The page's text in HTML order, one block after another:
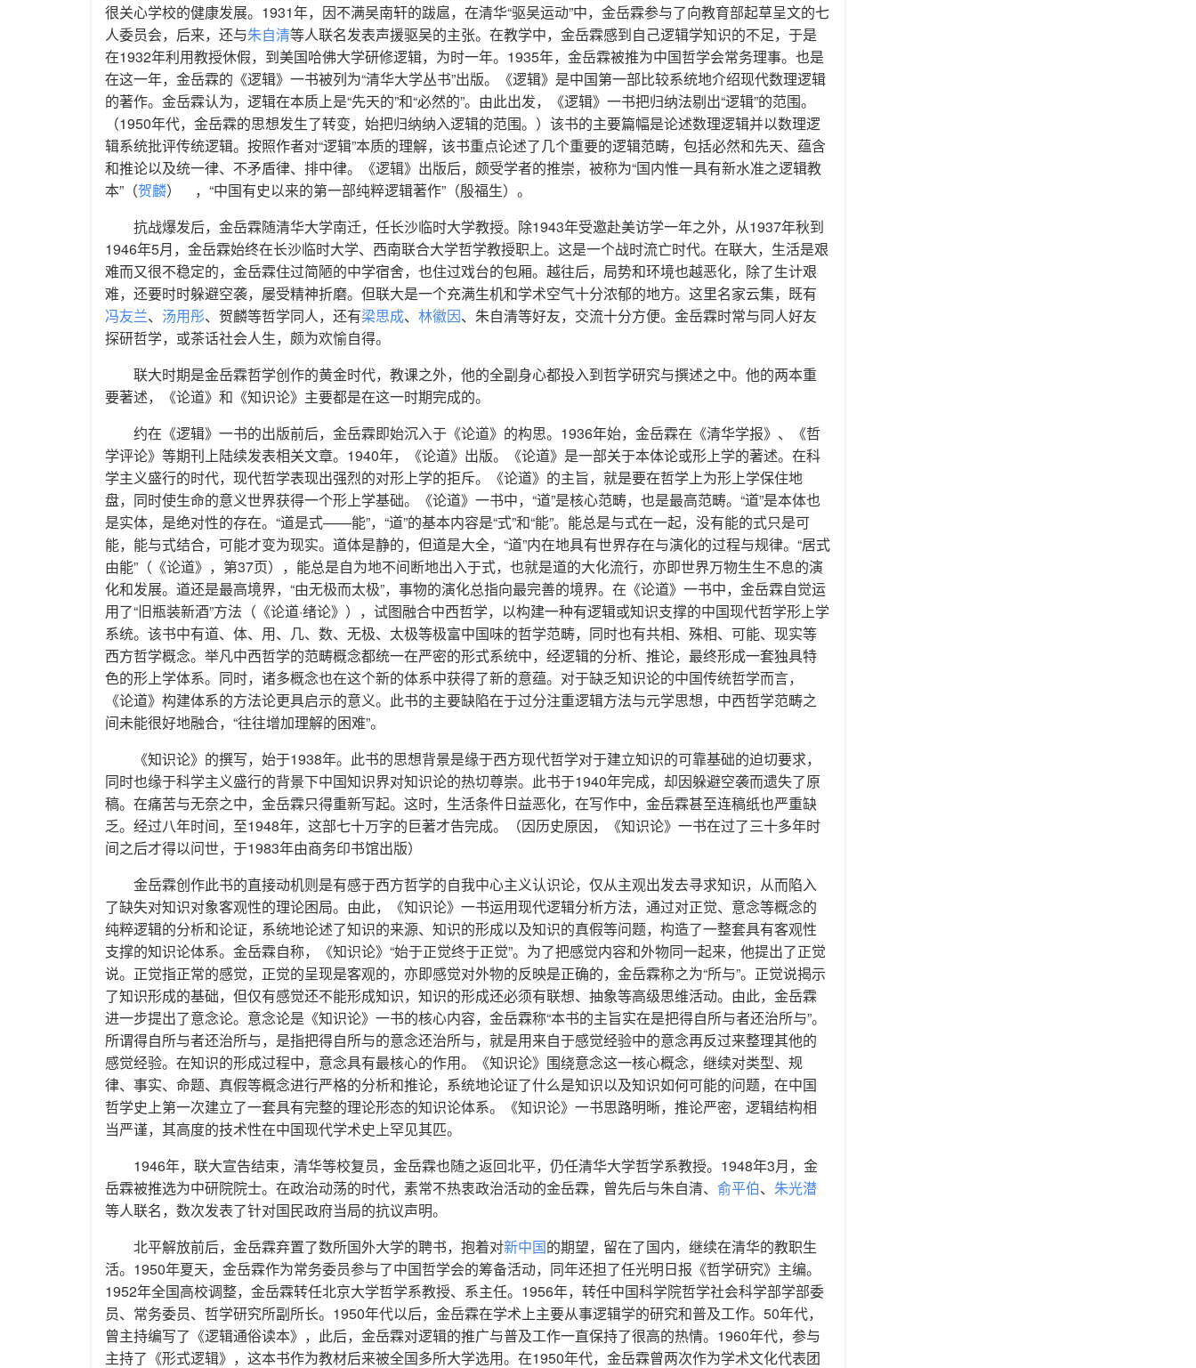
很关心学校的健康发展。1931年，因不满吴南轩的跋扈，在清华“驱吴运动”中，金岳霖参与了向教育部起草呈文的七
人委员会，后来，还与朱自清等人联名发表声援驱吴的主张。在教学中，金岳霖感到自己逻辑学知识的不足，于是
在1932年利用教授休假，到美国哈佛大学研修逻辑，为时一年。1935年，金岳霖被推为中国哲学会常务理事。也是
在这一年，金岳霖的《逻辑》一书被列为“清华大学丛书”出版。《逻辑》是中国第一部比较系统地介绍现代数理逻辑
的著作。金岳霖认为，逻辑在本质上是“先天的”和“必然的”。由此出发，《逻辑》一书把归纳法剔出“逻辑”的范围。
（1950年代，金岳霖的思想发生了转变，始把归纳纳入逻辑的范围。）该书的主要篇幅是论述数理逻辑并以数理逻
辑系统批评传统逻辑。按照作者对“逻辑”本质的理解，该书重点论述了几个重要的逻辑范畴，包括必然和先天、蕴含
和推论以及统一律、不矛盾律、排中律。《逻辑》出版后，颇受学者的推崇，被称为“国内惟一具有新水准之逻辑教
本”（贺麟） ，“中国有史以来的第一部纯粹逻辑著作”（殷福生）。
抗战爆发后，金岳霖随清华大学南迁，任长沙临时大学教授。除1943年受邀赴美访学一年之外，从1937年秋到
1946年5月，金岳霖始终在长沙临时大学、西南联合大学哲学教授职上。这是一个战时流亡时代。在联大，生活是艰
难而又很不稳定的，金岳霖住过简陋的中学宿舍，也住过戏台的包厢。越往后，局势和环境也越恶化，除了生计艰
难，还要时时躲避空袭，屡受精神折磨。但联大是一个充满生机和学术空气十分浓郁的地方。这里名家云集，既有
冯友兰、 汤用彤、贺麟等哲学同人，还有梁思成、 林徽因、朱自清等好友，交流十分方便。金岳霖时常与同人好友
探研哲学，或茶话社会人生，颇为欢愉自得。
联大时期是金岳霖哲学创作的黄金时代，教课之外，他的全副身心都投入到哲学研究与撰述之中。他的两本重
要著述，《论道》和《知识论》主要都是在这一时期完成的。
约在《逻辑》一书的出版前后，金岳霖即始沉入于《论道》的构思。1936年始，金岳霖在《清华学报》、《哲
学评论》等期刊上陆续发表相关文章。1940年，《论道》出版。《论道》是一部关于本体论或形上学的著述。在科
学主义盛行的时代，现代哲学表现出强烈的对形上学的拒斥。《论道》的主旨，就是要在哲学上为形上学保住地
盘，同时使生命的意义世界获得一个形上学基础。《论道》一书中，“道”是核心范畴，也是最高范畴。“道”是本体也
是实体，是绝对性的存在。“道是式——能”，“道”的基本内容是“式”和“能”。能总是与式在一起，没有能的式只是可
能，能与式结合，可能才变为现实。道体是静的，但道是大全，“道”内在地具有世界存在与演化的过程与规律。“居式
由能”（《论道》，第37页），能总是自为地不间断地出入于式，也就是道的大化流行，亦即世界万物生生不息的演
化和发展。道还是最高境界，“由无极而太极”，事物的演化总指向最完善的境界。在《论道》一书中，金岳霖自觉运
用了“旧瓶装新酒”方法（《论道·绪论》），试图融合中西哲学，以构建一种有逻辑或知识支撑的中国现代哲学形上学
系统。该书中有道、体、用、几、数、无极、太极等极富中国味的哲学范畴，同时也有共相、殊相、可能、现实等
西方哲学概念。举凡中西哲学的范畴概念都统一在严密的形式系统中，经逻辑的分析、推论，最终形成一套独具特
色的形上学体系。同时，诸多概念也在这个新的体系中获得了新的意蕴。对于缺乏知识论的中国传统哲学而言，
《论道》构建体系的方法论更具启示的意义。此书的主要缺陷在于过分注重逻辑方法与元学思想，中西哲学范畴之
间未能很好地融合，“往往增加理解的困难”。
《知识论》的撰写，始于1938年。此书的思想背景是缘于西方现代哲学对于建立知识的可靠基础的迫切要求，
同时也缘于科学主义盛行的背景下中国知识界对知识论的热切尊崇。此书于1940年完成，却因躲避空袭而遗失了原
稿。在痛苦与无奈之中，金岳霖只得重新写起。这时，生活条件日益恶化，在写作中，金岳霖甚至连稿纸也严重缺
乏。经过八年时间，至1948年，这部七十万字的巨著才告完成。（因历史原因，《知识论》一书在过了三十多年时
间之后才得以问世，于1983年由商务印书馆出版）
金岳霖创作此书的直接动机则是有感于西方哲学的自我中心主义认识论，仅从主观出发去寻求知识，从而陷入
了缺失对知识对象客观性的理论困局。由此，《知识论》一书运用现代逻辑分析方法，通过对正觉、意念等概念的
纯粹逻辑的分析和论证，系统地论述了知识的来源、知识的形成以及知识的真假等问题，构造了一整套具有客观性
支撑的知识论体系。金岳霖自称，《知识论》“始于正觉终于正觉”。为了把感觉内容和外物同一起来，他提出了正觉
说。正觉指正常的感觉，正觉的呈现是客观的，亦即感觉对外物的反映是正确的，金岳霖称之为“所与”。正觉说揭示
了知识形成的基础，但仅有感觉还不能形成知识，知识的形成还必须有联想、抽象等高级思维活动。由此，金岳霖
进一步提出了意念论。意念论是《知识论》一书的核心内容，金岳霖称“本书的主旨实在是把得自所与者还治所与”。
所谓得自所与者还治所与，是指把得自所与的意念还治所与，就是用来自于感觉经验中的意念再反过来整理其他的
感觉经验。在知识的形成过程中，意念具有最核心的作用。《知识论》围绕意念这一核心概念，继续对类型、规
律、事实、命题、真假等概念进行严格的分析和推论，系统地论证了什么是知识以及知识如何可能的问题，在中国
哲学史上第一次建立了一套具有完整的理论形态的知识论体系。《知识论》一书思路明晰，推论严密，逻辑结构相
当严谨，其高度的技术性在中国现代学术史上罕见其匹。
1946年，联大宣告结束，清华等校复员，金岳霖也随之返回北平，仍任清华大学哲学系教授。1948年3月，金
岳霖被推选为中研院院士。在政治动荡的时代，素常不热衷政治活动的金岳霖，曾先后与朱自清、 俞平伯、 朱光潜
等人联名，数次发表了针对国民政府当局的抗议声明。
北平解放前后，金岳霖弃置了数所国外大学的聘书，抱着对新中国的期望，留在了国内，继续在清华的教职生
活。1950年夏天，金岳霖作为常务委员参与了中国哲学会的筹备活动，同年还担了任光明日报《哲学研究》主编。
1952年全国高校调整，金岳霖转任北京大学哲学系教授、系主任。1956年，转任中国科学院哲学社会科学部学部委
员、常务委员、哲学研究所副所长。1950年代以后，金岳霖在学术上主要从事逻辑学的研究和普及工作。50年代，
曾主持编写了《逻辑通俗读本》，此后，金岳霖对逻辑的推广与普及工作一直保持了很高的热情。1960年代，参与
主持了《形式逻辑》，这本书作为教材后来被全国多所大学选用。在1950年代，金岳霖曾两次作为学术文化代表团